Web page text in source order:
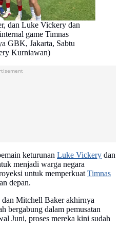
dan Luke Vickery dan
game Timnas
GBK, Jakarta, Sabtu
Kurniawan)
keturunan Luke Vickery dan
menjadi warga negara
untuk memperkuatTimnas
depan.
Mitchell Baker akhirnya
bergabung dalam pemusatan
Juni, proses mereka kini sudah